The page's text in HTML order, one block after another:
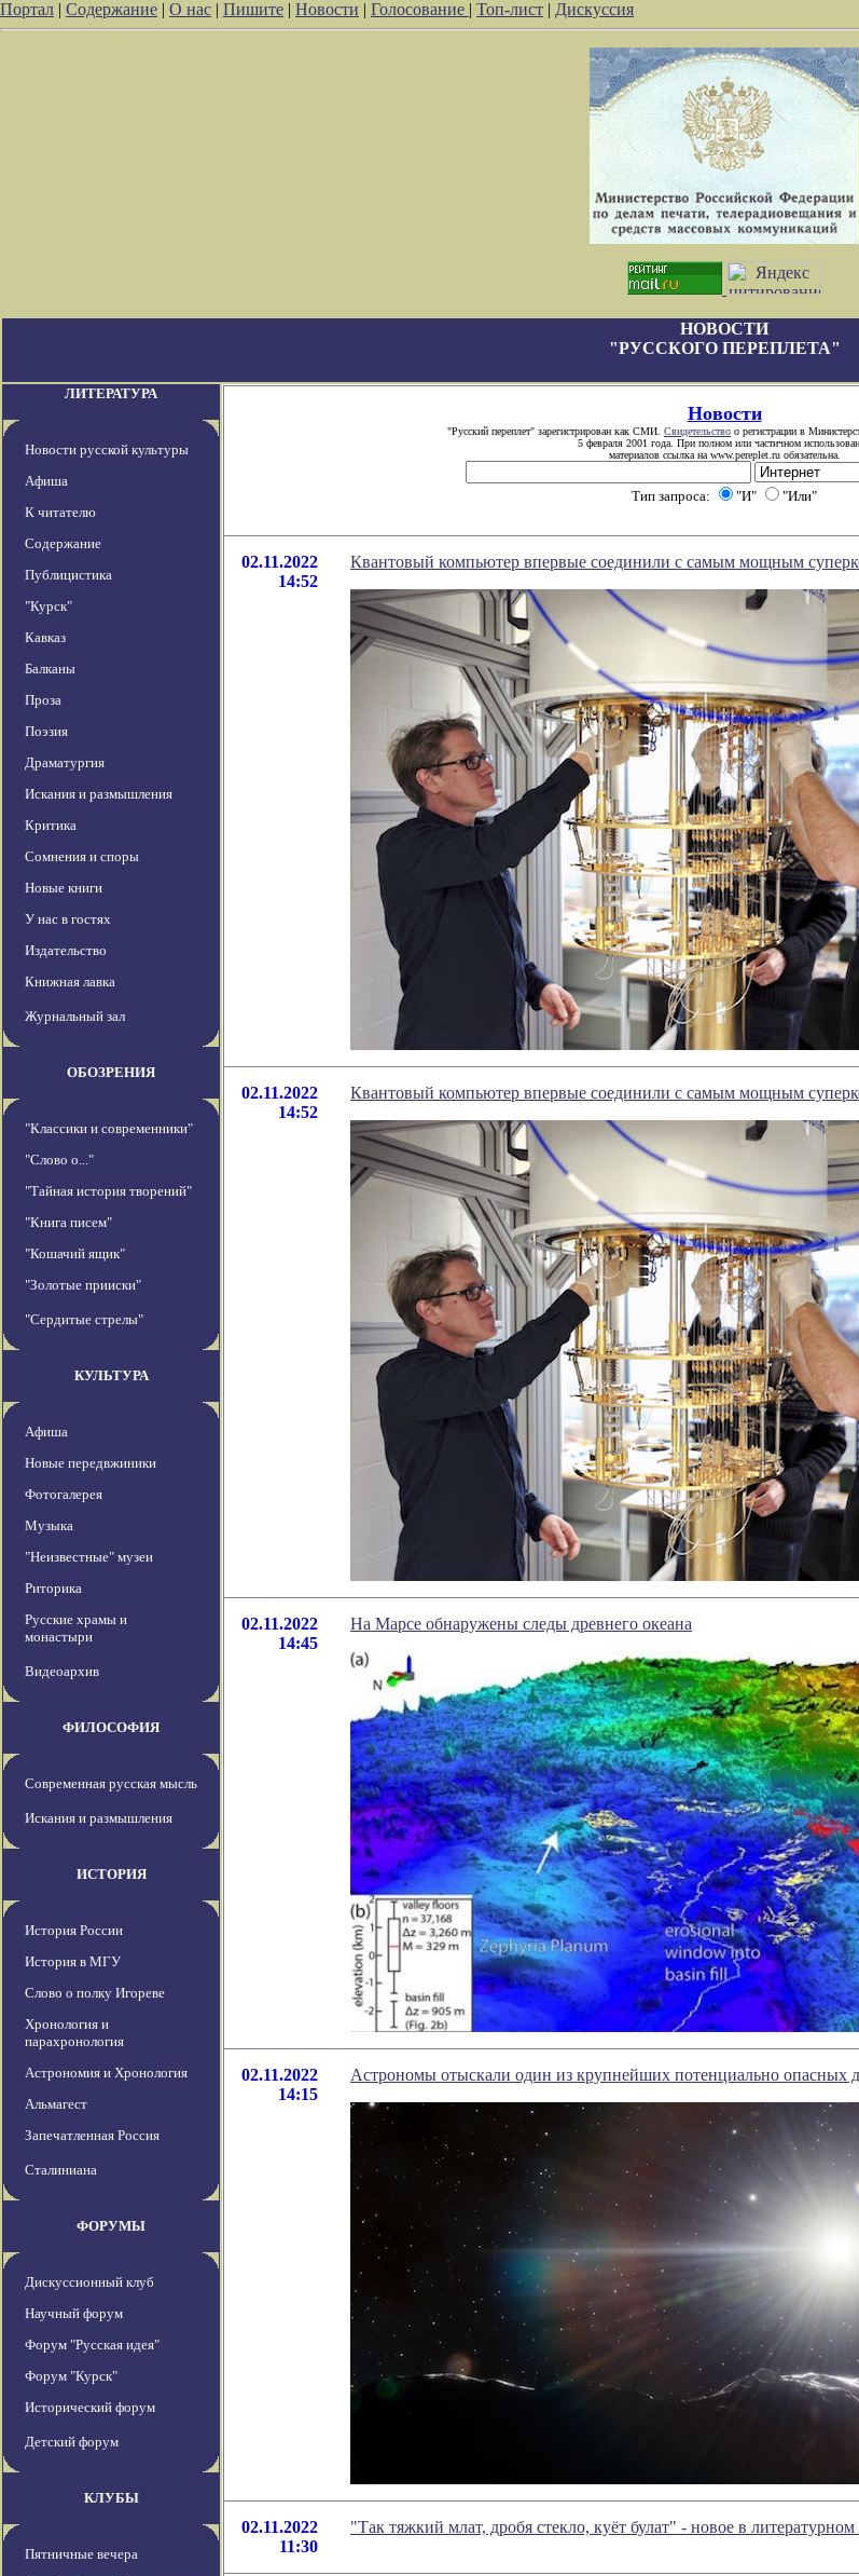
Портал | Содержание | О нас | Пишите | Новости | Голосование | Топ-лист | Дискуссия
НОВОСТИ
"РУССКОГО ПЕРЕПЛЕТА"
ЛИТЕРАТУРА
Новости русской культуры
Афиша
К читателю
Содержание
Публицистика
"Курск"
Кавказ
Балканы
Проза
Поэзия
Драматургия
Искания и размышления
Критика
Сомнения и споры
Новые книги
У нас в гостях
Издательство
Книжная лавка
Журнальный зал
ОБОЗРЕНИЯ
"Классики и современники"
"Слово о..."
"Тайная история творений"
"Книга писем"
"Кошачий ящик"
"Золотые прииски"
"Сердитые стрелы"
КУЛЬТУРА
Афиша
Новые передвжиники
Фотогалерея
Музыка
"Неизвестные" музеи
Риторика
Русские храмы и
монастыри
Видеоархив
ФИЛОСОФИЯ
Современная русская мысль
Искания и размышления
ИСТОРИЯ
История России
История в МГУ
Слово о полку Игореве
Хронология и
парахронология
Астрономия и Хронология
Альмагест
Запечатленная Россия
Сталиниана
ФОРУМЫ
Дискуссионный клуб
Научный форум
Форум "Русская идея"
Форум "Курск"
Исторический форум
Детский форум
КЛУБЫ
Пятничные вечера
Новости
"Русский переплет" зарегистрирован как СМИ. Свидетельство о регистрации в
5 февраля 2001 года. При полном или частичном
материалов ссылка на www.pereplet.ru обязательна.
Тип запроса: "И" "Или"
02.11.2022
14:52
Квантовый компьютер впервые соединили с самым мощным
02.11.2022
14:52
Квантовый компьютер впервые соединили с самым мощным
02.11.2022
14:45
На Марсе обнаружены следы древнего океана
02.11.2022
14:15
Астрономы отыскали один из крупнейших потенциально опасных
02.11.2022
11:30
"Так тяжкий млат, дробя стекло, куёт булат" - новое в